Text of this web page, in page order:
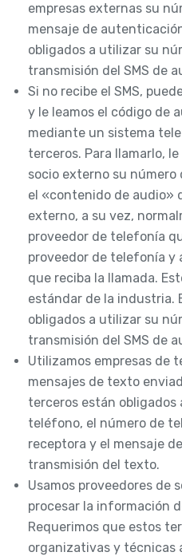
empresas externas su
mensaje de
obligados a utilizar su
transmisión del SMS de
Si no recibe el SMS,
y le leamos el código de
mediante un sistema
terceros. Para llamarlo,
socio externo su
el «contenido de audio»
externo, a su vez,
proveedor de telefonía
proveedor de telefonía y
que reciba la llamada.
estándar de la industria.
obligados a utilizar su
transmisión del SMS de
Utilizamos empresas de
mensajes de texto
terceros están obligados
teléfono, el número de
receptora y el mensaje
transmisión del texto.
Usamos proveedores de
procesar la información
Requerimos que estos
organizativas y técnicas